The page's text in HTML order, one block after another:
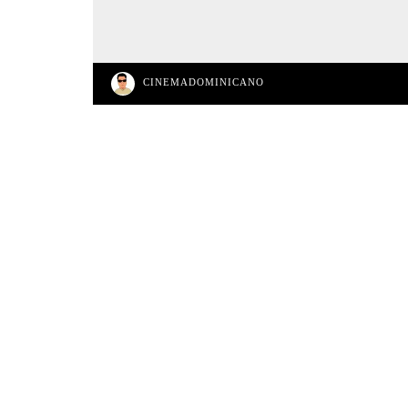
CINEMADOMINICANO